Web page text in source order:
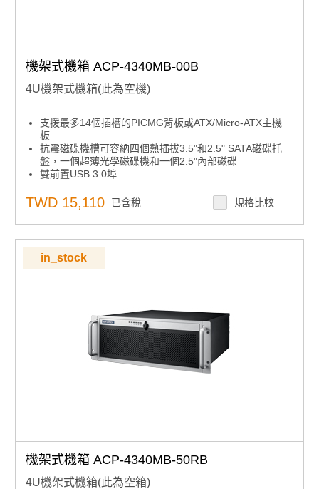
機架式機箱 ACP-4340MB-00B
4U機架式機箱(此為空機)
支援最多14個插槽的PICMG背板或ATX/Micro-ATX主機
板
抗震磁碟機槽可容納四個熱插拔3.5"和2.5" SATA磁碟托
盤，一個超薄光學磁碟機和一個2.5"內部磁碟
雙前置USB 3.0埠
LED指示燈和警報通知以檢測系統故障
內建智能系統模組，實現整體系統風扇控制和遠程管理
TWD 15,110 已含稅 規格比較
in_stock
機架式機箱 ACP-4340MB-50RB
4U機架式機箱(此為空箱)